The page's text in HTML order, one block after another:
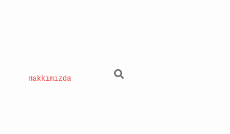
Hakkımızda